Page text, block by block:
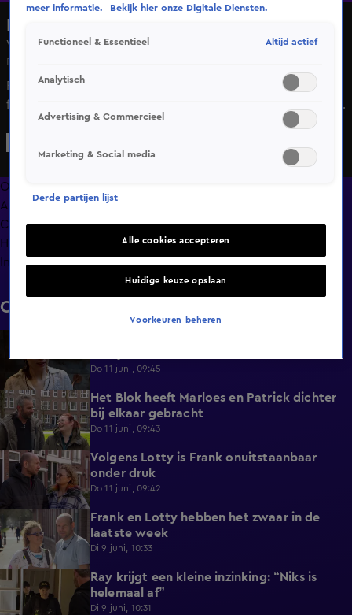
Volgens Lotty is Frank onuitstaanbaar onder druk
Do 11 juni, 09:42
Frank is opnieuw iets kwijt en dat zorgt voor de nodige
frustratie. Lotty weet inmiddels precies hoe hij reageert
onder druk.
Overzicht
Afleveringen
Clips
Hoe is het nu met?
Info
Clips
Do 11 juni, 09:45
1:25
Het Blok heeft Marloes en Patrick dichter
bij elkaar gebracht
Do 11 juni, 09:43
0:57
Volgens Lotty is Frank onuitstaanbaar
onder druk
Do 11 juni, 09:42
1:04
Frank en Lotty hebben het zwaar in de
laatste week
Di 9 juni, 10:33
0:46
Ray krijgt een kleine inzinking: “Niks is
helemaal af”
Di 9 juni, 10:31
meer informatie.
Bekijk hier onze Digitale Diensten.
Functioneel & Essentieel Altijd actief
Analytisch
Advertising & Commercieel
Marketing & Social media
Derde partijen lijst
Alle cookies accepteren
Huidige keuze opslaan
Voorkeuren beheren